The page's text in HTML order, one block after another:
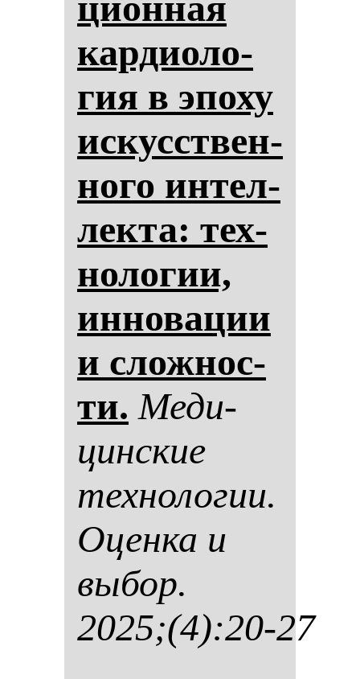
кар­ди­оло­
гия в эпо­ху
ис­кусствен­
но­го ин­тел­
лек­та: тех­
но­ло­гии,
ин­но­ва­ции
и слож­нос­
ти. Ме­ди­
цин­ские
тех­но­ло­гии.
Оцен­ка и
вы­бор.
2025;(4):20-27